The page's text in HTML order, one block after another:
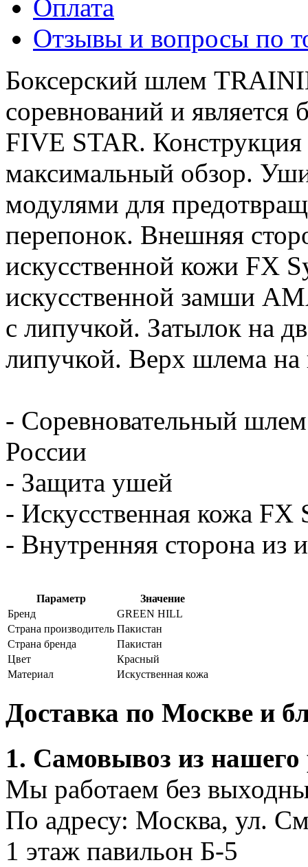
Оплата
Отзывы и вопросы по
Боксерский шлем
соревнований и
FIVE STAR. Конструкция
максимальный обзор.
модулями для
перепонок. Внешняя
искусственной кожи FX
искусственной замши
с липучкой. Затылок на
липучкой. Верх шлема
- Соревновательный
России
- Защита ушей
- Искусственная кожа FX
- Внутренняя сторона из
Параметр
Значение
Бренд
GREEN HILL
Страна производитель Пакистан
Страна бренда
Пакистан
Цвет
Красный
Материал
Искуственная кожа
Доставка по Москве и
1. Самовывоз из нашего
Мы работаем без
По адресу: Москва, ул.
1 этаж павильон Б-5